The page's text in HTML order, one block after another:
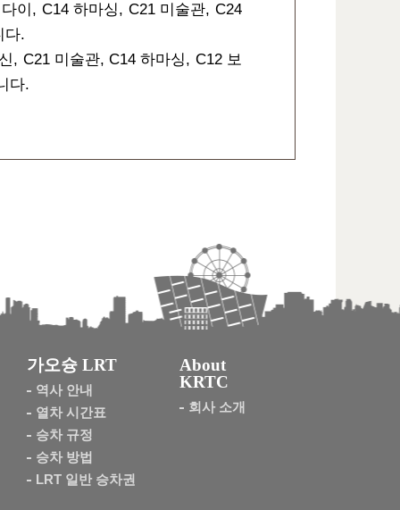
이, C14 하마싱, C21 미술관, C24
다.
, C21 미술관, C14 하마싱, C12 보
다.
가오슝 LRT
역사 안내
열차 시간표
승차 규정
승차 방법
LRT 일반 승차권
About
KRTC
회사 소개